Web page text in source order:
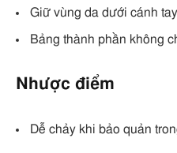
Giữ vùng da dưới cánh
Bảng thành phần không
Nhược điểm
Dễ chảy khi bảo quản